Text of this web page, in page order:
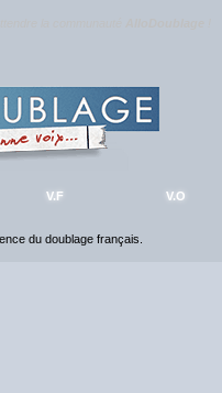
V.F V.O
du doublage français.